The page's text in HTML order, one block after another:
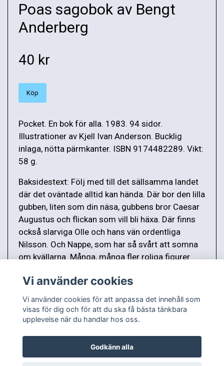
Poas sagobok av Bengt
Anderberg
40 kr
Köp
Pocket. En bok för alla. 1983. 94 sidor.
Illustrationer av Kjell Ivan Anderson. Bucklig
inlaga, nötta pärmkanter. ISBN 9174482289. Vikt:
58 g.
Baksidestext: Följ med till det sällsamma landet
där det oväntade alltid kan hända. Där bor den lilla
gubben, liten som din näsa, gubbens bror Caesar
Augustus och flickan som vill bli häxa. Där finns
också slarviga Olle och hans vän ordentliga
Nilsson. Och Nappe, som har så svårt att somna
om kvällarna. Många, många fler roliga figurer
Vi använder cookies
Vi använder cookies för att anpassa det innehåll som
visas för dig och för att du ska få bästa tänkbara
upplevelse när du handlar hos oss.
Godkänn alla